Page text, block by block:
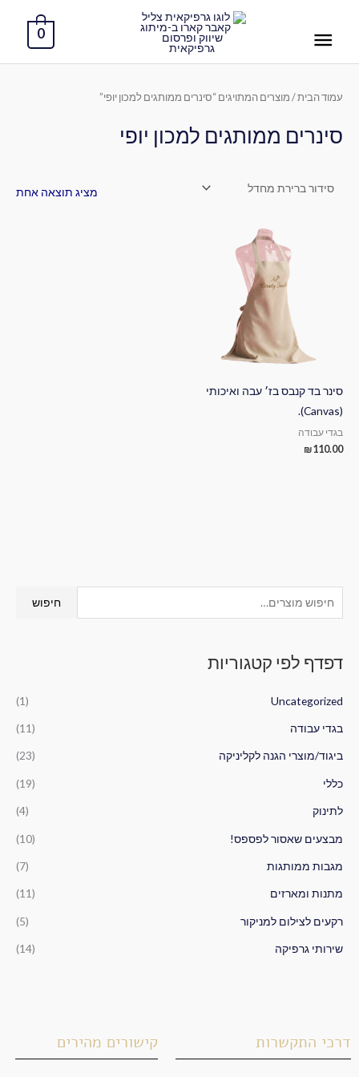
ראשי
0
י
ו
ע
ב
:
חיפוש
דפדף לפי קטגוריות
Uncategorized
(1)
בגדי עבודה (11)
ביגוד/מוצרי הגנה לקליניקה (23)
כללי (19)
לתינוק (4)
מבצעים שאסור לפספס! (10)
מגבות ממותגות (7)
מתנות ומארזים (11)
רקעים לצילום למניקור (5)
שירותי גרפיקה (14)
עמוד הבית/ מוצרים המתויגים “סינרים ממותגים למכון יופי”
סינרים ממותגים למכון יופי
מציג תוצאה אחת
סינר בד קנבס בז׳ עבה ואיכותי
(Canvas).
בגדי עבודה
₪110.00
דרכי התקשרות קישורים מהירים